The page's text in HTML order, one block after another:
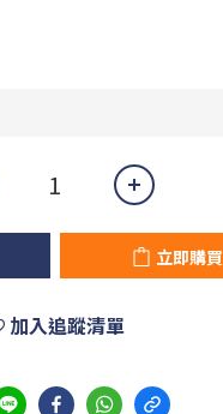
立即購買
加入追蹤清單